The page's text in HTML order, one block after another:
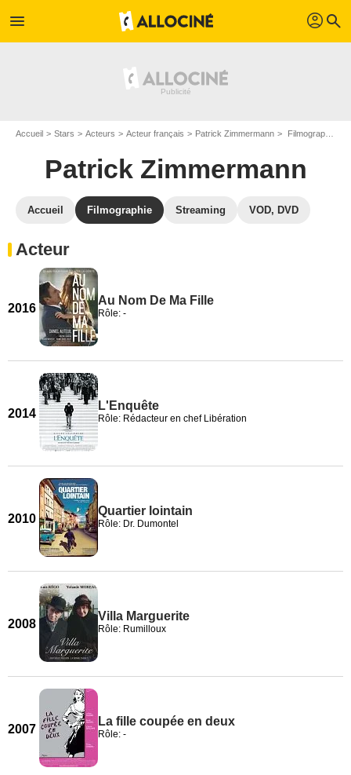
menu profil search
Accueil Stars Acteurs Acteur français Patrick Zimmermann Filmographie Patrick Zimmermann
Patrick Zimmermann
Accueil Filmographie Streaming VOD, DVD
Acteur
2016
Au Nom De Ma Fille
Rôle: -
2014
L'Enquête
Rôle: Rédacteur en chef Libération
2010
Quartier lointain
Rôle: Dr. Dumontel
2008
Villa Marguerite
Rôle: Rumilloux
2007
La fille coupée en deux
Rôle: -